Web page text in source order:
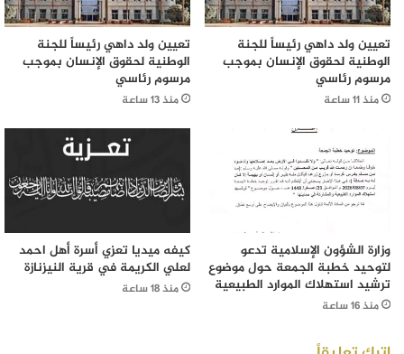
تعيين ولد داهي رئيساً للجنة
الوطنية لحقوق الإنسان بموجب
مرسوم رئاسي
منذ 11 ساعة
تعيين ولد داهي رئيساً للجنة
الوطنية لحقوق الإنسان بموجب
مرسوم رئاسي
منذ 13 ساعة
وزارة الشؤون الإسلامية تدعو
لتوحيد خطبة الجمعة حول موضوع
ترشيد استهلاك الموارد الطبيعية
منذ 16 ساعة
كيفه ميديا تعزي أسرة أهل احمد
لعلي الكريمة في قرية النيزنازة
منذ 18 ساعة